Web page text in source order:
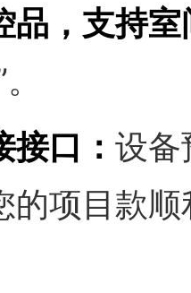
品，支持
口： 设备
的项目款